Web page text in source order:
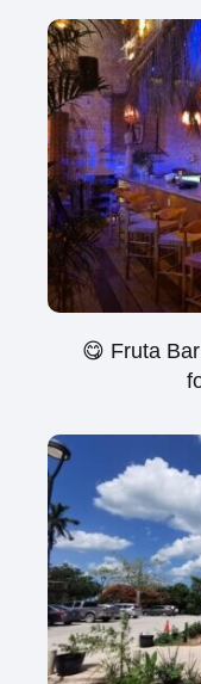
😋 Fruta